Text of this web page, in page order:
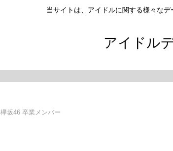
当サイトは、アイドルに関する様々なデ
アイドル
欅坂46 卒業メンバー